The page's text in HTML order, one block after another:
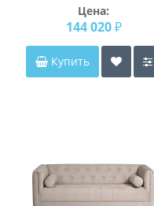
Цена:
144 020 ₽
Купить